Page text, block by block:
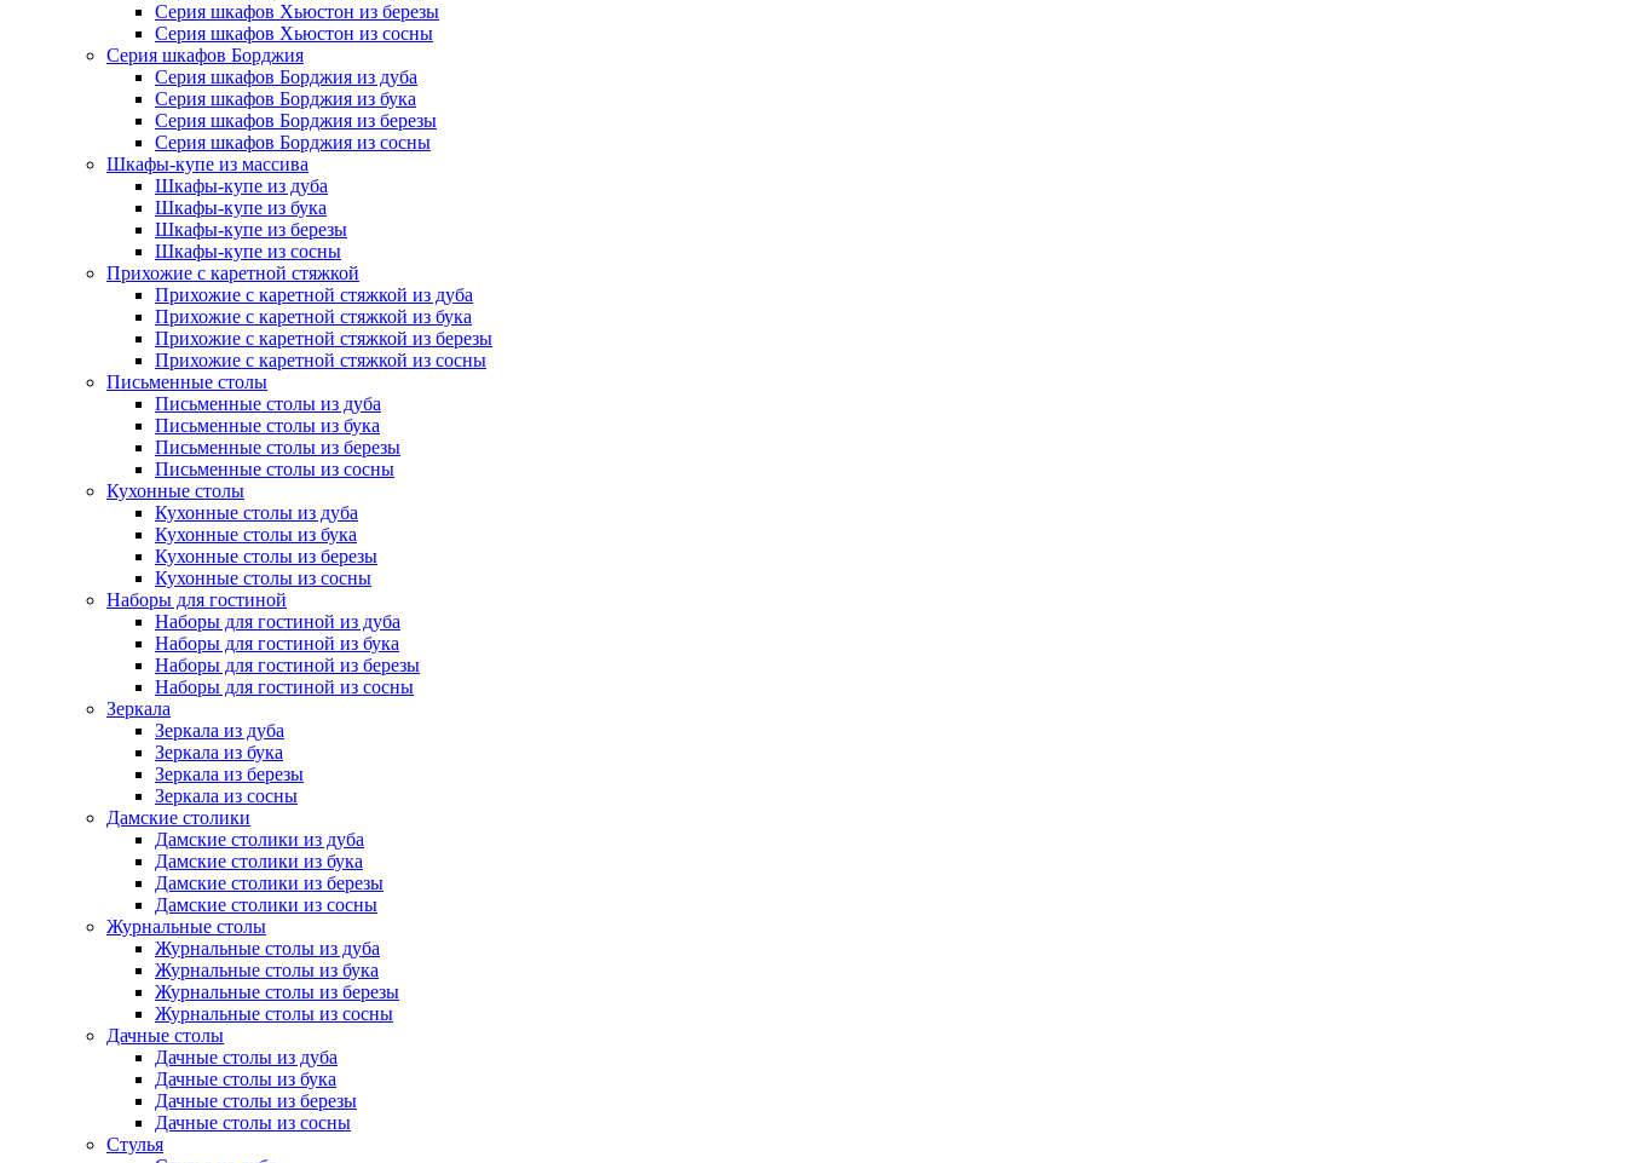
Серия шкафов Хьюстон из березы
Серия шкафов Хьюстон из сосны
Серия шкафов Борджия
Серия шкафов Борджия из дуба
Серия шкафов Борджия из бука
Серия шкафов Борджия из березы
Серия шкафов Борджия из сосны
Шкафы-купе из массива
Шкафы-купе из дуба
Шкафы-купе из бука
Шкафы-купе из березы
Шкафы-купе из сосны
Прихожие с каретной стяжкой
Прихожие с каретной стяжкой из дуба
Прихожие с каретной стяжкой из бука
Прихожие с каретной стяжкой из березы
Прихожие с каретной стяжкой из сосны
Письменные столы
Письменные столы из дуба
Письменные столы из бука
Письменные столы из березы
Письменные столы из сосны
Кухонные столы
Кухонные столы из дуба
Кухонные столы из бука
Кухонные столы из березы
Кухонные столы из сосны
Наборы для гостиной
Наборы для гостиной из дуба
Наборы для гостиной из бука
Наборы для гостиной из березы
Наборы для гостиной из сосны
Зеркала
Зеркала из дуба
Зеркала из бука
Зеркала из березы
Зеркала из сосны
Дамские столики
Дамские столики из дуба
Дамские столики из бука
Дамские столики из березы
Дамские столики из сосны
Журнальные столы
Журнальные столы из дуба
Журнальные столы из бука
Журнальные столы из березы
Журнальные столы из сосны
Дачные столы
Дачные столы из дуба
Дачные столы из бука
Дачные столы из березы
Дачные столы из сосны
Стулья